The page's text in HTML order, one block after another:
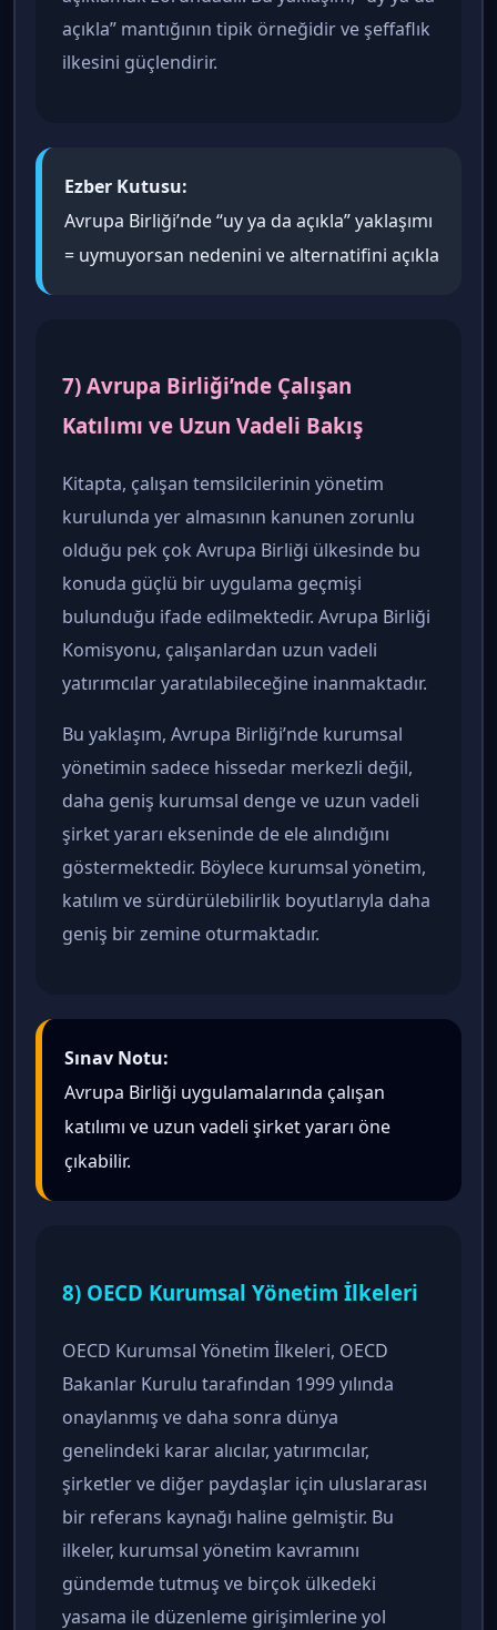
açıkla” mantığının tipik örneğidir ve şeffaflık
ilkesini güçlendirir.
Ezber Kutusu:
Avrupa Birliği’nde “uy ya da açıkla” yaklaşımı
= uymuyorsan nedenini ve alternatifini açıkla
7) Avrupa Birliği’nde Çalışan
Katılımı ve Uzun Vadeli Bakış
Kitapta, çalışan temsilcilerinin yönetim
kurulunda yer almasının kanunen zorunlu
olduğu pek çok Avrupa Birliği ülkesinde bu
konuda güçlü bir uygulama geçmişi
bulunduğu ifade edilmektedir. Avrupa Birliği
Komisyonu, çalışanlardan uzun vadeli
yatırımcılar yaratılabileceğine inanmaktadır.
Bu yaklaşım, Avrupa Birliği’nde kurumsal
yönetimin sadece hissedar merkezli değil,
daha geniş kurumsal denge ve uzun vadeli
şirket yararı ekseninde de ele alındığını
göstermektedir. Böylece kurumsal yönetim,
katılım ve sürdürülebilirlik boyutlarıyla daha
geniş bir zemine oturmaktadır.
Sınav Notu:
Avrupa Birliği uygulamalarında çalışan
katılımı ve uzun vadeli şirket yararı öne
çıkabilir.
8) OECD Kurumsal Yönetim İlkeleri
OECD Kurumsal Yönetim İlkeleri, OECD
Bakanlar Kurulu tarafından 1999 yılında
onaylanmış ve daha sonra dünya
genelindeki karar alıcılar, yatırımcılar,
şirketler ve diğer paydaşlar için uluslararası
bir referans kaynağı haline gelmiştir. Bu
ilkeler, kurumsal yönetim kavramını
gündemde tutmuş ve birçok ülkedeki
yasama ile düzenleme girişimlerine yol